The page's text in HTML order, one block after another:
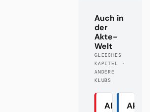
Auch in
der
Akte-
Welt
GLEICHES
KAPITEL ·
ANDERE
KLUBS
Akte Union
Akte